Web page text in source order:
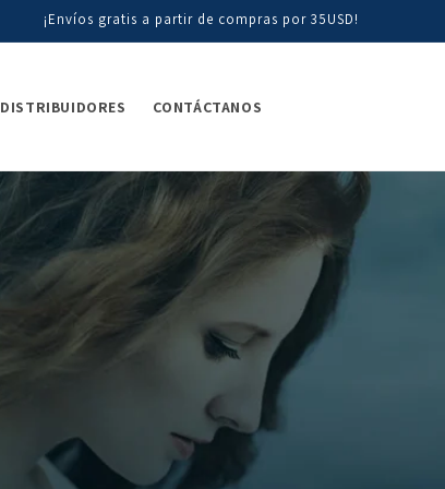
¡Envíos gratis a partir de compras por 35USD!
DISTRIBUIDORES CONTÁCTANOS